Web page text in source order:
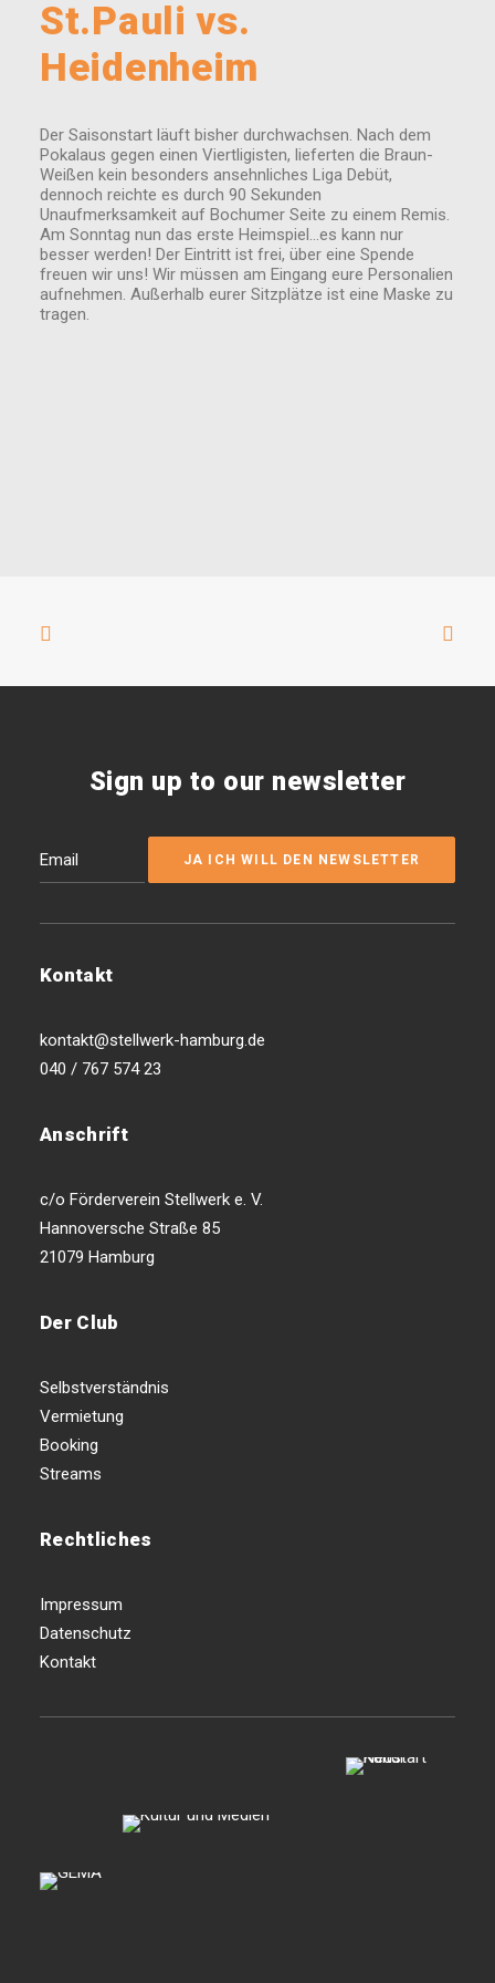
St.Pauli vs.
Heidenheim
Der Saisonstart läuft bisher durchwachsen. Nach dem
Pokalaus gegen einen Viertligisten, lieferten die Braun-
Weißen kein besonders ansehnliches Liga Debüt,
dennoch reichte es durch 90 Sekunden
Unaufmerksamkeit auf Bochumer Seite zu einem Remis.
Am Sonntag nun das erste Heimspiel…es kann nur
besser werden! Der Eintritt ist frei, über eine Spende
freuen wir uns! Wir müssen am Eingang eure Personalien
aufnehmen. Außerhalb eurer Sitzplätze ist eine Maske zu
tragen.
Sign up to our newsletter
Kontakt
kontakt@stellwerk-hamburg.de
040 / 767 574 23
Anschrift
c/o Förderverein Stellwerk e. V.
Hannoversche Straße 85
21079 Hamburg
Der Club
Selbstverständnis
Vermietung
Booking
Streams
Rechtliches
Impressum
Datenschutz
Kontakt